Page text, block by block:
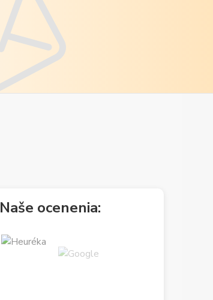
Naše ocenenia: